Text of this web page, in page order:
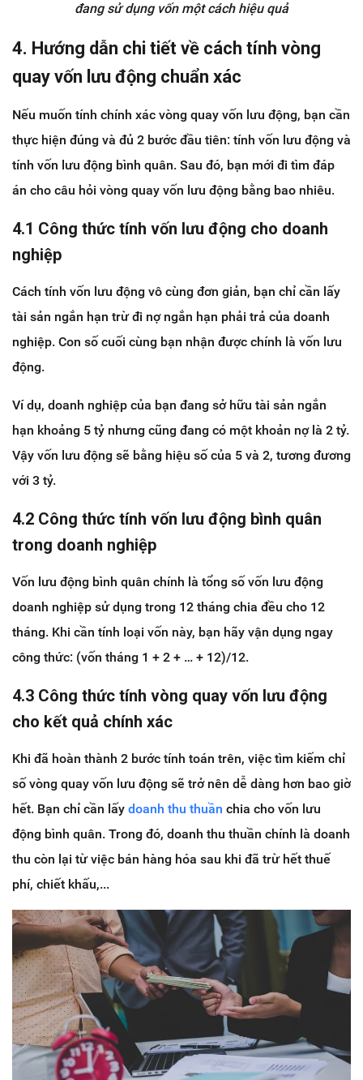
đang sử dụng vốn một cách hiệu quả
4. Hướng dẫn chi tiết về cách tính vòng
quay vốn lưu động chuẩn xác
Nếu muốn tính chính xác vòng quay vốn lưu động, bạn cần
thực hiện đúng và đủ 2 bước đầu tiên: tính vốn lưu động và
tính vốn lưu động bình quân. Sau đó, bạn mới đi tìm đáp
án cho câu hỏi vòng quay vốn lưu động bằng bao nhiêu.
4.1 Công thức tính vốn lưu động cho doanh
nghiệp
Cách tính vốn lưu động vô cùng đơn giản, bạn chỉ cần lấy
tài sản ngắn hạn trừ đi nợ ngắn hạn phải trả của doanh
nghiệp. Con số cuối cùng bạn nhận được chính là vốn lưu
động.
Ví dụ, doanh nghiệp của bạn đang sở hữu tài sản ngắn
hạn khoảng 5 tỷ nhưng cũng đang có một khoản nợ là 2 tỷ.
Vậy vốn lưu động sẽ bằng hiệu số của 5 và 2, tương đương
với 3 tỷ.
4.2 Công thức tính vốn lưu động bình quân
trong doanh nghiệp
Vốn lưu động bình quân chính là tổng số vốn lưu động
doanh nghiệp sử dụng trong 12 tháng chia đều cho 12
tháng. Khi cần tính loại vốn này, bạn hãy vận dụng ngay
công thức: (vốn tháng 1 + 2 + … + 12)/12.
4.3 Công thức tính vòng quay vốn lưu động
cho kết quả chính xác
Khi đã hoàn thành 2 bước tính toán trên, việc tìm kiếm chỉ
số vòng quay vốn lưu động sẽ trở nên dễ dàng hơn bao giờ
hết. Bạn chỉ cần lấy doanh thu thuần chia cho vốn lưu
động bình quân. Trong đó, doanh thu thuần chính là doanh
thu còn lại từ việc bán hàng hóa sau khi đã trừ hết thuế
phí, chiết khấu,...